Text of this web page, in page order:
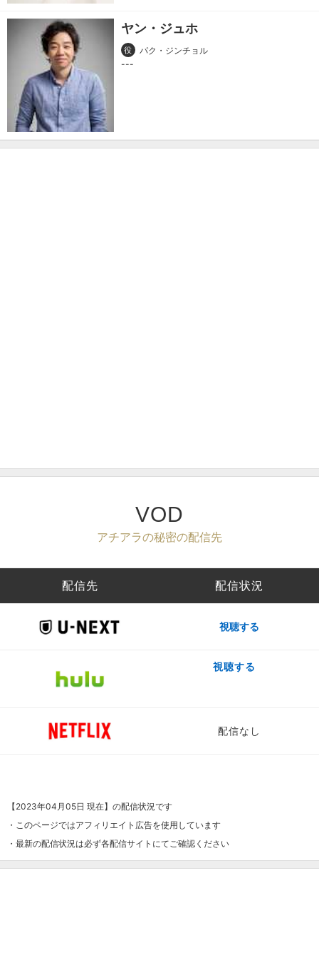
ヤン・ジュホ
役 パク・ジンチョル
VOD
アチアラの秘密の配信先
配信先 配信状況
視聴する
視聴する
配信なし
【2023年04月05日 現在】の配信状況です
・このページではアフィリエイト広告を使用しています
・最新の配信状況は必ず各配信サイトにてご確認ください